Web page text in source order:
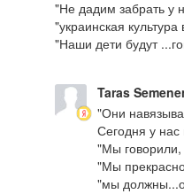
"Не дадим забрать у
"украинская
"Наши дети будут
Taras
"Они
Сегодня у нас
"Мы говорили,
"Мы
"мы